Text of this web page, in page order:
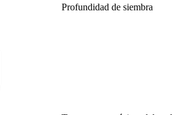
Profundidad de siembra